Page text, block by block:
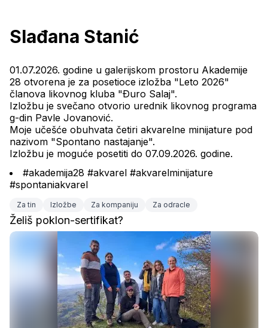
Slađana Stanić
01.07.2026. godine u galerijskom prostoru Akademije
28 otvorena je za posetioce izložba "Leto 2026"
članova likovnog kluba "Ðuro Salaj".
Izložbu je svečano otvorio urednik likovnog programa
g-din Pavle Jovanović.
Moje učešće obuhvata četiri akvarelne minijature pod
nazivom "Spontano nastajanje".
Izložbu je moguće posetiti do 07.09.2026. godine.
#akademija28 #akvarel #akvarelminijature
#spontaniakvarel
Za tin Izložbe Za kompaniju Za odracle
Želiš poklon-sertifikat?